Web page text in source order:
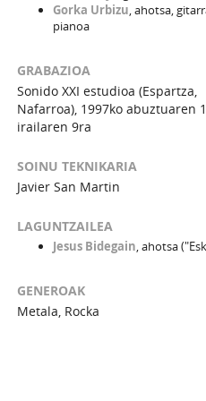
Gorka Urbizu, ahotsa,
pianoa
GRABAZIOA
Sonido XXI estudioa (Espartza,
Nafarroa), 1997ko abuztuaren
irailaren 9ra
SOINU TEKNIKARIA
Javier San Martin
LAGUNTZAILEA
Jesus Bidegain, ahotsa
GENEROAK
Metala, Rocka